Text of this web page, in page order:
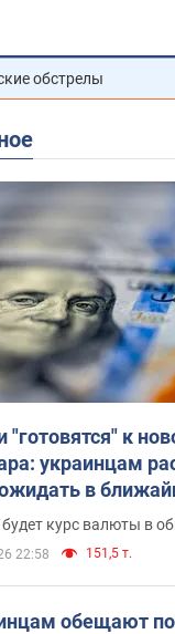
обстрелы
"готовятся" к
украинцам
в
курс валюты в
22:58 151,5 т.
обещают по